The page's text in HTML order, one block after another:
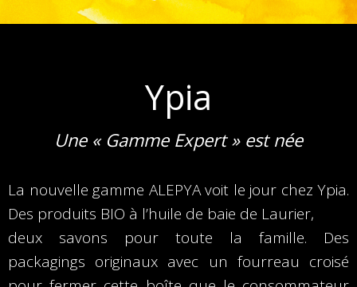
Ypia
Une « Gamme Expert » est née
La nouvelle gamme ALEPYA voit le jour chez Ypia.
Des produits BIO à l’huile de baie de Laurier,
deux savons pour toute la famille. Des
packagings originaux avec un fourreau croisé